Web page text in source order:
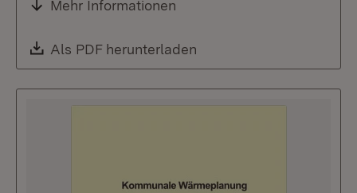
Mehr Informationen
Download:
Als PDF herunterladen